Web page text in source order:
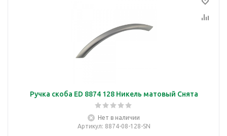
Ручка скоба ED 8874 128 Никель матовый Снята
Нет в наличии
Артикул: 8874-08-128-SN